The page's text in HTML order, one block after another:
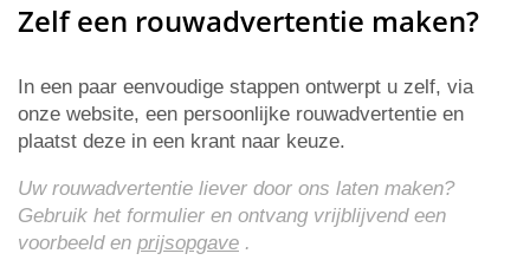
Zelf een rouwadvertentie maken?
In een paar eenvoudige stappen ontwerpt u zelf, via
onze website, een persoonlijke rouwadvertentie en
plaatst deze in een krant naar keuze.
Uw rouwadvertentie liever door ons laten maken?
Gebruik het formulier en ontvang vrijblijvend een
voorbeeld en prijsopgave .